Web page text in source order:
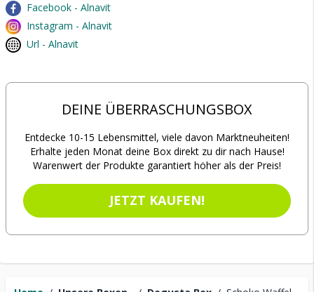
Facebook - Alnavit
Instagram - Alnavit
Url - Alnavit
DEINE ÜBERRASCHUNGSBOX
Entdecke 10-15 Lebensmittel, viele davon Marktneuheiten!
Erhalte jeden Monat deine Box direkt zu dir nach Hause!
Warenwert der Produkte garantiert höher als der Preis!
JETZT KAUFEN!